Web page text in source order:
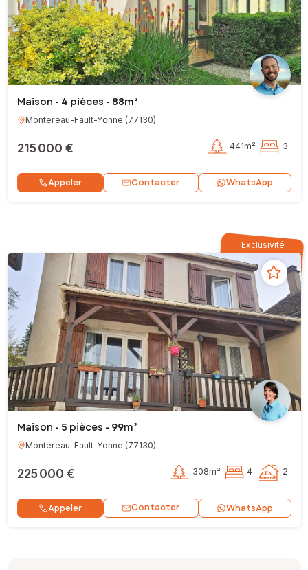
Maison - 4 pièces - 88m²
Montereau-Fault-Yonne (77130)
215 000 € 441m² 3
Appeler Contacter WhatsApp
Exclusivité
Maison - 5 pièces - 99m²
Montereau-Fault-Yonne (77130)
225 000 € 308m² 4 2
Appeler Contacter WhatsApp